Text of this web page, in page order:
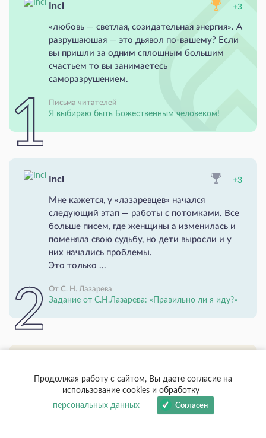
Inci +3
«любовь — светлая, созидательная энергия». А
разрушаюшая — это дьявол по-вашему? Если
вы пришли за одним сплошным большим
счастьем то вы занимаетесь
саморазрушением.
Письма читателей
Я выбираю быть Божественным человеком!
Inci +3
Мне кажется, у «лазаревцев» начался
следующий этап — работы с потомками. Все
больше писем, где женщины а изменилась и
поменяла свою судьбу, но дети выросли и у
них начались проблемы.
Это только ...
От С. Н. Лазарева
Задание от С.Н.Лазарева: «Правильно ли я иду?»
Андрей Латышев , у Христа жизнь отняли. Он
за нее был зацеплен по вашему?
Продолжая работу с сайтом, Вы даете согласие на
использование cookies и обработку
персональных данных
Согласен